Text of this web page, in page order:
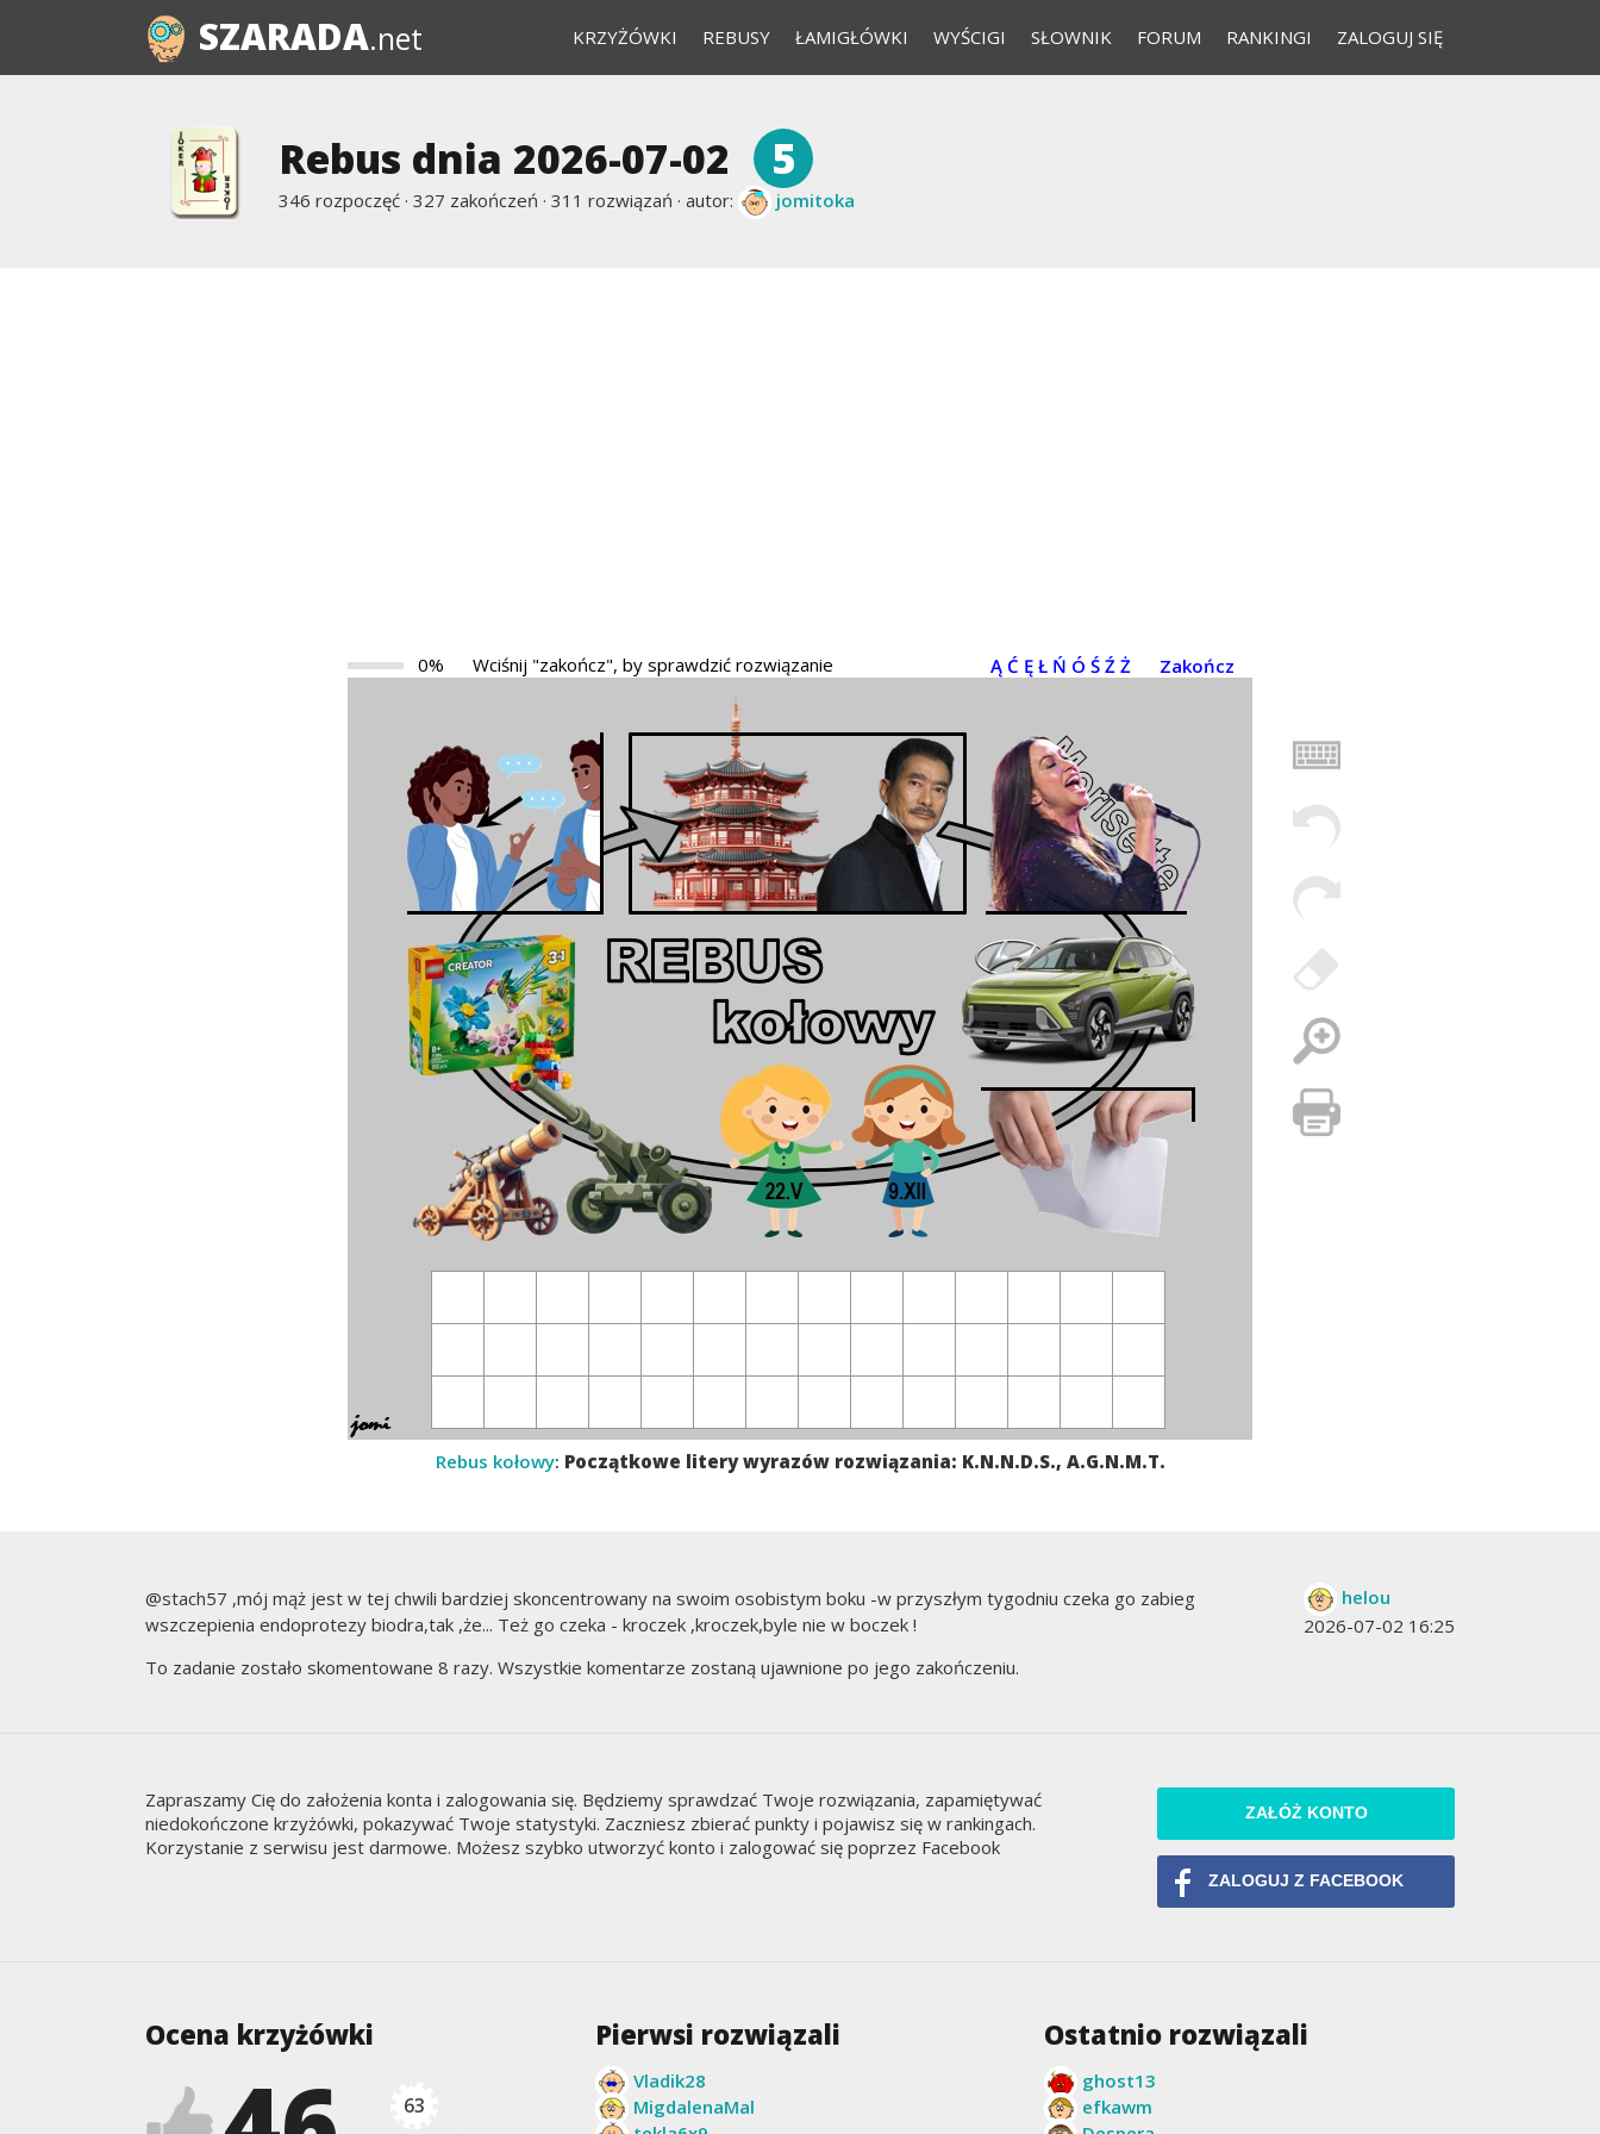
KRZYŻÓWKI REBUSY ŁAMIGŁÓWKI WYŚCIGI SŁOWNIK FORUM RANKINGI ZALOGUJ SIĘ
SZARADA.net
Rebus dnia 2026-07-02 5
346 rozpoczęć · 327 zakończeń · 311 rozwiązań · autor: jomitoka
Zakończ
Wciśnij "zakończ", by sprawdzić rozwiązanie Ą Ć Ę Ł Ń Ó Ś Ź Ż
0%
Rebus kołowy: Początkowe litery wyrazów rozwiązania: K.N.N.D.S., A.G.N.M.T.
helou
2026-07-02 16:25
@stach57 ,mój mąż jest w tej chwili bardziej skoncentrowany na swoim osobistym boku -w przyszłym tygodniu czeka go zabieg
wszczepienia endoprotezy biodra,tak ,że... Też go czeka - kroczek ,kroczek,byle nie w boczek !
To zadanie zostało skomentowane 8 razy. Wszystkie komentarze zostaną ujawnione po jego zakończeniu.
ZAŁÓŻ KONTO
ZALOGUJ Z FACEBOOK
Zapraszamy Cię do założenia konta i zalogowania się. Będziemy sprawdzać Twoje rozwiązania, zapamiętywać
niedokończone krzyżówki, pokazywać Twoje statystyki. Zaczniesz zbierać punkty i pojawisz się w rankingach.
Korzystanie z serwisu jest darmowe. Możesz szybko utworzyć konto i zalogować się poprzez Facebook
Ocena krzyżówki
63
Pierwsi rozwiązali
Vladik28
MigdalenaMal
Ostatnio rozwiązali
ghost13
efkawm